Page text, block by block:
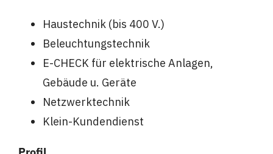
Haustechnik (bis 400 V.)
Beleuchtungstechnik
E-CHECK für elektrische Anlagen,
Gebäude u. Geräte
Netzwerktechnik
Klein-Kundendienst